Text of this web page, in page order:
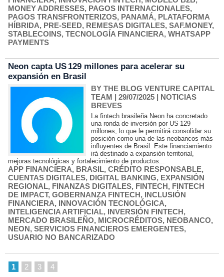
MONEY ADDRESSES, PAGOS INTERNACIONALES,
PAGOS TRANSFRONTERIZOS, PANAMÁ, PLATAFORMA
HÍBRIDA, PRE‑SEED, REMESAS DIGITALES, SAF.MONEY,
STABLECOINS, TECNOLOGÍA FINANCIERA, WHATSAPP
PAYMENTS
Neon capta US 129 millones para acelerar su
expansión en Brasil
BY THE BLOG VENTURE CAPITAL
TEAM | 29/07/2025 | NOTICIAS
BREVES
La fintech brasileña Neon ha concretado
una ronda de inversión por US 129
millones, lo que le permitirá consolidar su
posición como una de las neobancos más
influyentes de Brasil. Este financiamiento
irá destinado a expansión territorial,
mejoras tecnológicas y fortalecimiento de productos...
APP FINANCIERA, BRASIL, CRÉDITO RESPONSABLE,
CUENTAS DIGITALES, DIGITAL BANKING, EXPANSIÓN
REGIONAL, FINANZAS DIGITALES, FINTECH, FINTECH
DE IMPACT, GOBERNANZA FINTECH, INCLUSIÓN
FINANCIERA, INNOVACIÓN TECNOLÓGICA,
INTELIGENCIA ARTIFICIAL, INVERSIÓN FINTECH,
MERCADO BRASILEÑO, MICROCRÉDITOS, NEOBANCO,
NEON, SERVICIOS FINANCIEROS EMERGENTES,
USUARIO NO BANCARIZADO
1 2 3 4